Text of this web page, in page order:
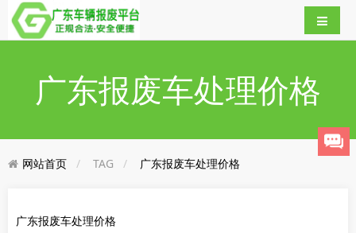
广东报废车处理价格
网站首页 TAG 广东报废车处理价格
广东报废车处理价格